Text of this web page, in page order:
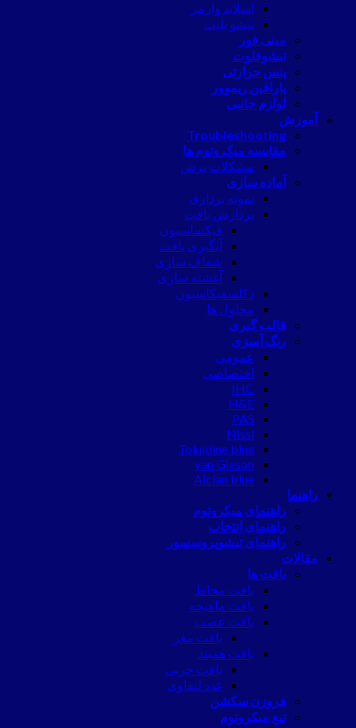
اسلاید وارمر
تیشو پلیت
مینی فور
تیشوفلوت
پنس حرارتی
پارافین ریموور
لوازم جانبی
آموزش
Troubleshooting
مقایسه میکروتوم ها
مشکلات برش
آماده سازی
نمونه برداری
پردازش بافت
فیکساسیون
آبگیری بافت
شفاف سازی
آغشته سازی
دکلسفیکاسیون
محلول ها
قالب گیری
رنگ آمیزی
عمومی
اختصاصی
IHC
H&E
PAS
Nissl
Toluidine blue
van Gieson
Alcian blue
راهنما
راهنمای میکروتوم
راهنمای انتخاب
راهنمای تیشوپروسسور
مقالات
بافت ها
بافت مخاط
بافت ماهیچه
بافت عصب
بافت مغز
بافت همبند
بافت چربی
غدد لنفاوی
فروزن سکشن
تیغ میکروتوم